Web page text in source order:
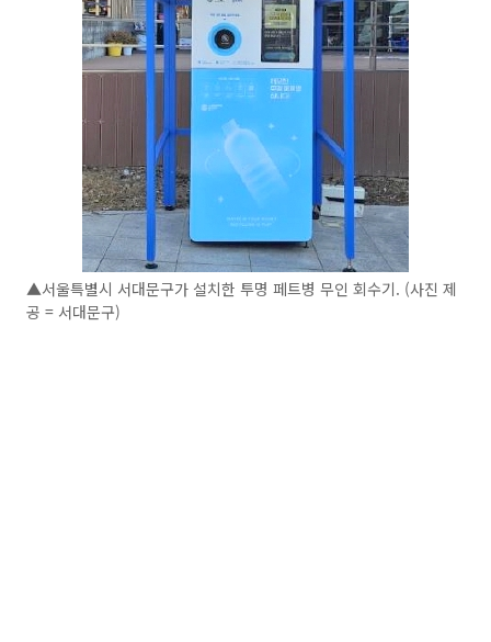
▲서울특별시 서대문구가 설치한 투명 페트병 무인 회수기. (사진 제
공 = 서대문구)